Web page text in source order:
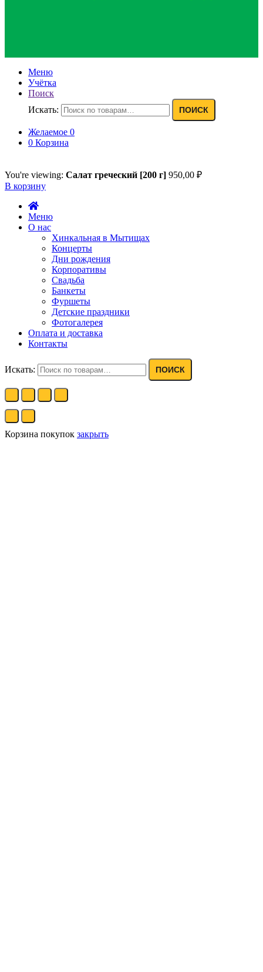
Меню
Учётка
Поиск
Искать:
ПОИСК
Желаемое 0
0 Корзина
You're viewing: Салат греческий [200 г] 950,00 ₽
В корзину
Меню
О нас
Хинкальная в Мытищах
Концерты
Дни рождения
Корпоративы
Свадьба
Банкеты
Фуршеты
Детские праздники
Фотогалерея
Оплата и доставка
Контакты
Искать: ПОИСК
Корзина покупок закрыть